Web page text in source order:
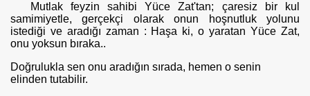
Mutlak feyzin sahibi Yüce Zat'tan; çaresiz bir kul
samimiyetle, ger­çekçi olarak onun hoşnutluk yolunu
istediği ve aradığı zaman : Haşa ki, o yaratan Yüce Zat,
onu yoksun bıraka..
Doğrulukla sen onu aradığın sırada, hemen o senin
elinden tutabilir.